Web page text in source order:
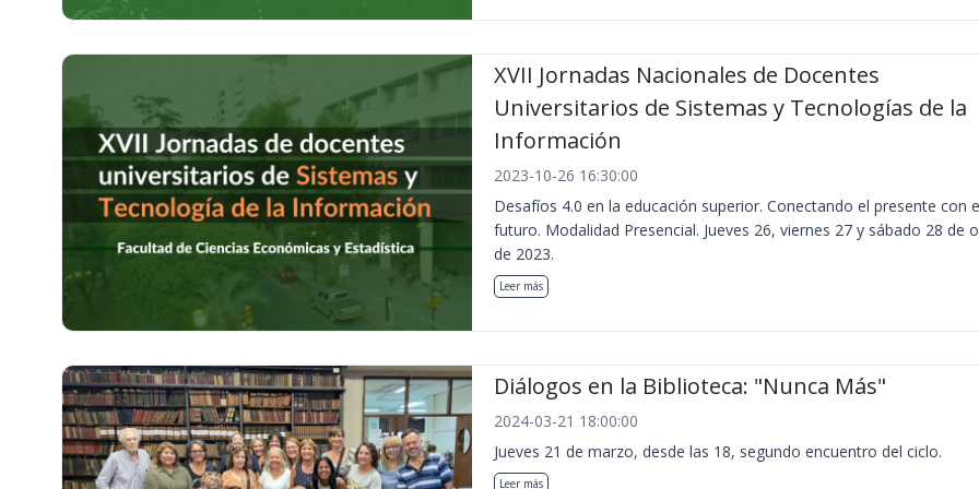
XVII Jornadas Nacionales de Docentes
Universitarios de Sistemas y Tecnologías de la
Información
2023-10-26 16:30:00
Desafíos 4.0 en la educación superior. Conectando el presente con
futuro. Modalidad Presencial. Jueves 26, viernes 27 y sábado 28 de
de 2023.
Leer más
Diálogos en la Biblioteca: "Nunca Más"
2024-03-21 18:00:00
Jueves 21 de marzo, desde las 18, segundo encuentro del ciclo.
Leer más